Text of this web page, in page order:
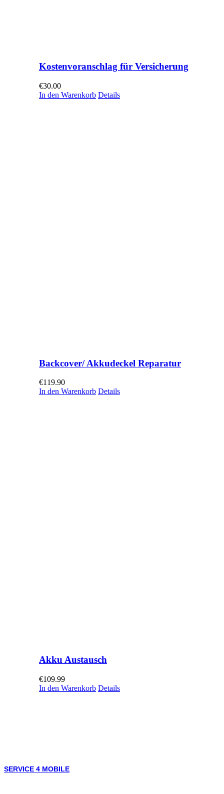
Kostenvoranschlag für Versicherung
€30.00
In den Warenkorb Details
Backcover/ Akkudeckel Reparatur
€119.90
In den Warenkorb Details
Akku Austausch
€109.99
In den Warenkorb Details
SERVICE 4 MOBILE